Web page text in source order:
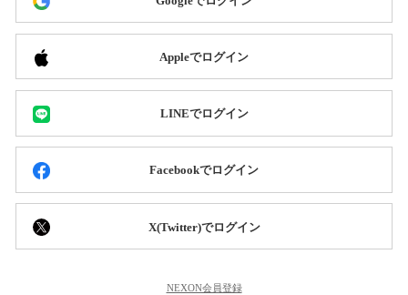
Appleでログイン
LINEでログイン
Facebookでログイン
X(Twitter)でログイン
NEXON会員登録